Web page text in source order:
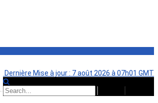
Dernière Mise à jour : 7 août 2026 à 07h01 GMT